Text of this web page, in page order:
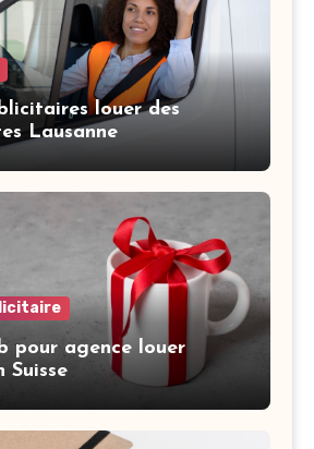
louer des
Lausanne
pour agence louer
Suisse